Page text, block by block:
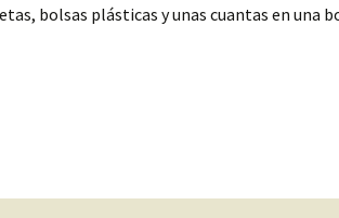
bolsas plásticas y unas cuantas en una